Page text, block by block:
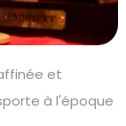
et
à l'époque